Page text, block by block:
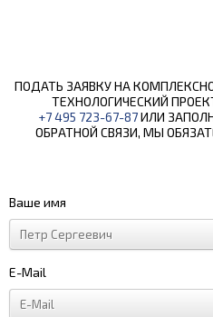
ПОДАТЬ ЗАЯВКУ НА
ТЕХНОЛОГИЧЕСКИЙ
+7 495 723-67-87ИЛИ
ОБРАТНОЙ СВЯЗИ, МЫ
Ваше имя
E-Mail